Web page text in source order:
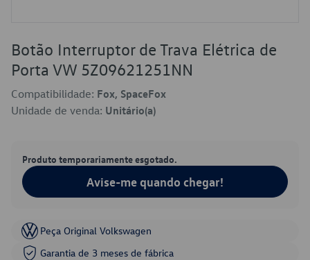
Botão Interruptor de Trava Elétrica de
Porta VW 5Z09621251NN
Compatibilidade: Fox, SpaceFox
Unidade de venda: Unitário(a)
Produto temporariamente esgotado.
Avise-me quando chegar!
Peça Original Volkswagen
Garantia de 3 meses de fábrica